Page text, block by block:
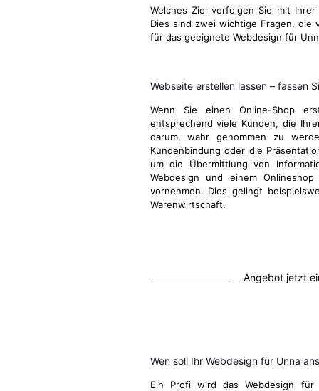
Welches Ziel verfolgen Sie mit
Dies sind zwei wichtige Fragen, die
für das geeignete Webdesign für
Webseite erstellen lassen – fassen
Wenn Sie einen Online-Shop
entsprechend viele Kunden, die
darum, wahr genommen zu
Kundenbindung oder die
um die Übermittlung von
Webdesign und einem
vornehmen. Dies gelingt
Warenwirtschaft.
Angebot jetzt
Wen soll Ihr Webdesign für Unna
Ein Profi wird das Webdesign